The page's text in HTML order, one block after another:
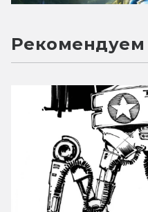
Рекомендуем